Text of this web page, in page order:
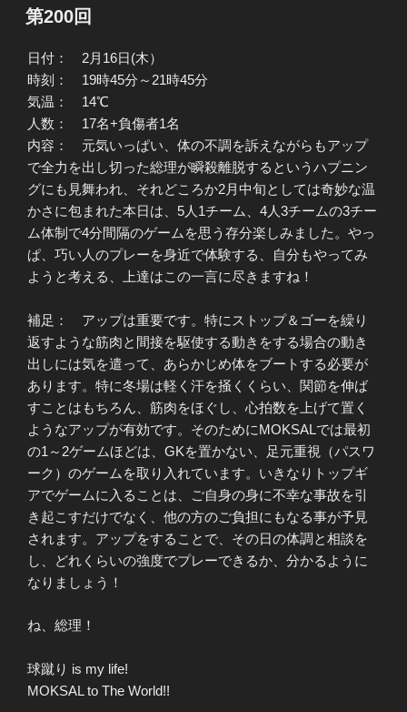
稿
日:
第200回
日付： 2月16日(木）
時刻： 19時45分～21時45分
気温： 14℃
人数： 17名+負傷者1名
内容： 元気いっぱい、体の不調を訴えながらもアップ
で全力を出し切った総理が瞬殺離脱するというハプニン
グにも見舞われ、それどころか2月中旬としては奇妙な温
かさに包まれた本日は、5人1チーム、4人3チームの3チー
ム体制で4分間隔のゲームを思う存分楽しみました。やっ
ぱ、巧い人のプレーを身近で体験する、自分もやってみ
ようと考える、上達はこの一言に尽きますね！
補足： アップは重要です。特にストップ＆ゴーを繰り
返すような筋肉と間接を駆使する動きをする場合の動き
出しには気を遣って、あらかじめ体をブートする必要が
あります。特に冬場は軽く汗を掻くくらい、関節を伸ば
すことはもちろん、筋肉をほぐし、心拍数を上げて置く
ようなアップが有効です。そのためにMOKSALでは最初
の1～2ゲームほどは、GKを置かない、足元重視（パスワ
ーク）のゲームを取り入れています。いきなりトップギ
アでゲームに入ることは、ご自身の身に不幸な事故を引
き起こすだけでなく、他の方のご負担にもなる事が予見
されます。アップをすることで、その日の体調と相談を
し、どれくらいの強度でプレーできるか、分かるように
なりましょう！
ね、総理！
球蹴り is my life!
MOKSAL to The World!!